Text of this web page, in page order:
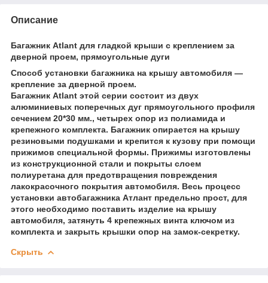
Описание
Багажник Atlant для гладкой крыши с креплением за
дверной проем, прямоугольные дуги
Способ установки багажника на крышу автомобиля —
крепление за дверной проем.
Багажник Atlant этой серии состоит из двух
алюминиевых поперечных дуг прямоугольного профиля
сечением 20*30 мм., четырех опор из полиамида и
крепежного комплекта. Багажник опирается на крышу
резиновыми подушками и крепится к кузову при помощи
прижимов специальной формы. Прижимы изготовлены
из конструкционной стали и покрыты слоем
полиуретана для предотвращения повреждения
лакокрасочного покрытия автомобиля. Весь процесс
установки автобагажника Атлант предельно прост, для
этого необходимо поставить изделие на крышу
автомобиля, затянуть 4 крепежных винта ключом из
комплекта и закрыть крышки опор на замок-секретку.
Скрыть